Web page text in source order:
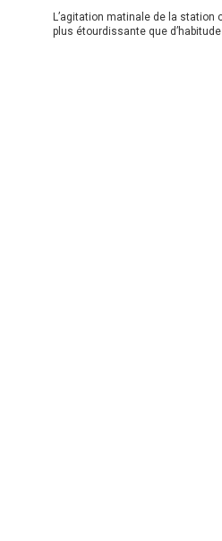
L’agitation matinale de la station
plus étourdissante que